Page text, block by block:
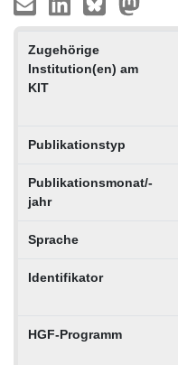
Zugehörige
Institution(en) am
KIT
Publikationstyp
Publikationsmonat/-
jahr
Sprache
Identifikator
HGF-Programm